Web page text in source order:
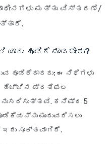
ಮತ್ತು ವಿಸ್ತರಣೆ/
ಹೂಡಿಕೆ ಮಾಡಬೇಕು?
ಹೂಡಿಕೆದಾರರು: ಈ ನಿಧಿಗಳು
ಹೆಚ್ಚಿನ ಪ್ರತಿಫಲ
ಕನಿಷ್ಠ 5
ಮುಂದುವರಿಸಲು
ಸೂಕ್ತವಾಗಿದೆ.